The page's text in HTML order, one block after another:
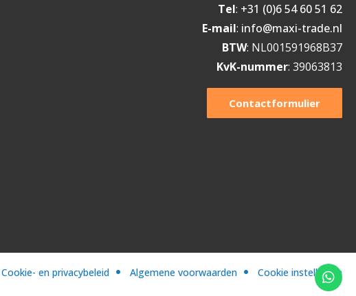
Tel: +31 (0)6 54 60 51 62
E-mail: info@maxi-trade.nl
BTW: NL001591968B37
KvK-nummer: 39063813
Contactformulier
Cookie- en privacybeleid Algemene voorwaarden Cookie instellingen